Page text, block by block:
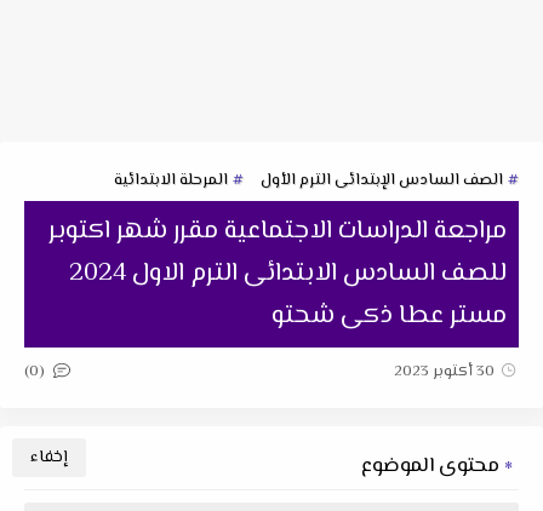
الصف السادس الإبتدائى الترم الأول المرحلة الابتدائية
مراجعة الدراسات الاجتماعية مقرر شهر اكتوبر
للصف السادس الابتدائى الترم الاول 2024
مستر عطا ذكى شحتو
30 أكتوبر 2023 (0)
محتوى الموضوع